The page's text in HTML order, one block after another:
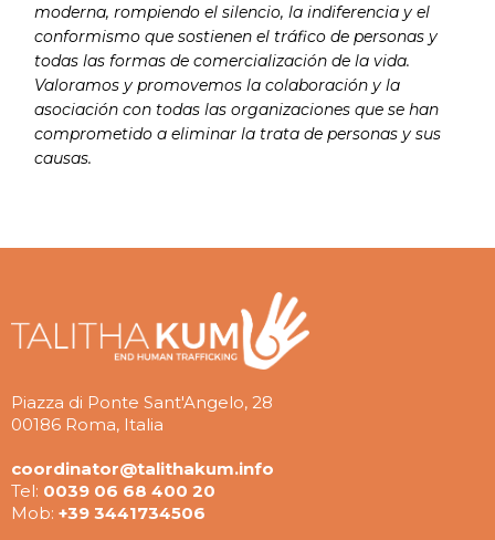
moderna, rompiendo el silencio, la indiferencia y el
conformismo que sostienen el tráfico de personas y
todas las formas de comercialización de la vida.
Valoramos y promovemos la colaboración y la
asociación con todas las organizaciones que se han
comprometido a eliminar la trata de personas y sus
causas.
Piazza di Ponte Sant'Angelo, 28
00186 Roma, Italia
coordinator@talithakum.info
Tel: 0039 06 68 400 20
Mob: +39 3441734506